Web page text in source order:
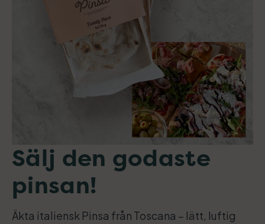
Sälj den godaste
pinsan!
Äkta italiensk Pinsa från Toscana – lätt, luftig